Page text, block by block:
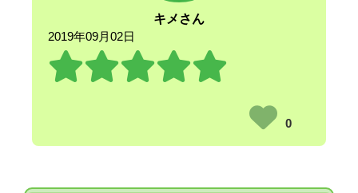
キメさん
2019年09月02日
0